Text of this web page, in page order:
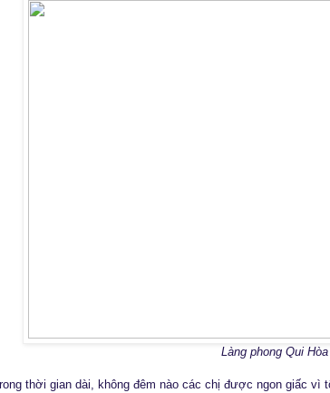
Làng phong Qui
thời gian dài, không đêm nào các chị được ngon giấc